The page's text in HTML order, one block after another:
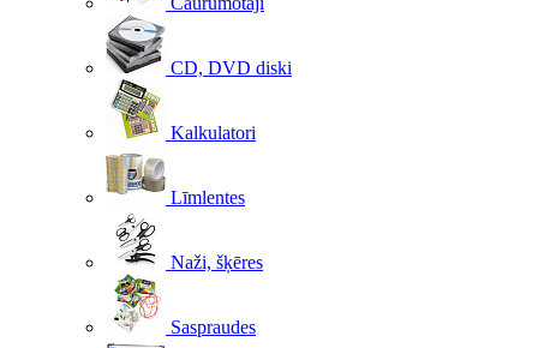
CD, DVD diski
Kalkulatori
Līmlentes
Naži, šķēres
Saspraudes